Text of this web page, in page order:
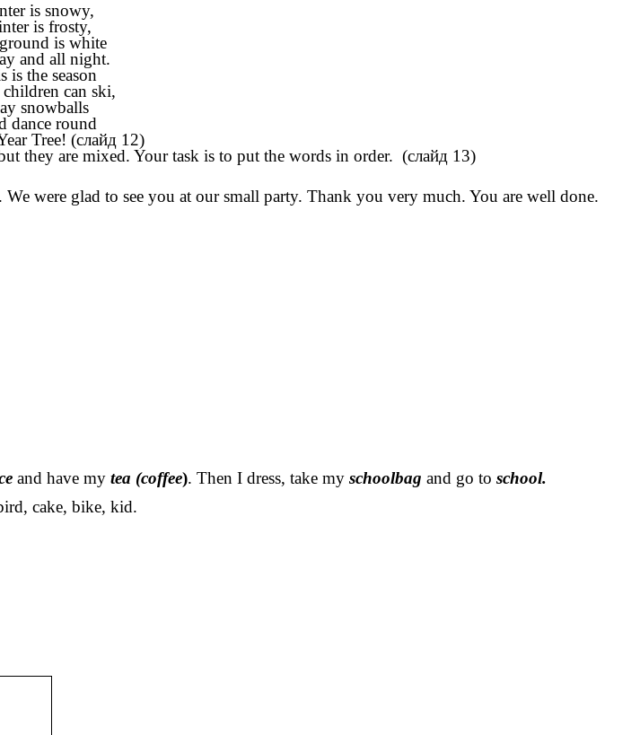
is snowy,
is frosty,
is white
and all night.
is the season
can ski,
snowballs
dance round
Tree! (слайд 12)
they are mixed. Your task is to put the words in order. (слайд 13)
were glad to see you at our small party. Thank you very much. You are well done.
and have my tea (coffee). Then I dress, take my schoolbag and go to school.
cake, bike, kid.